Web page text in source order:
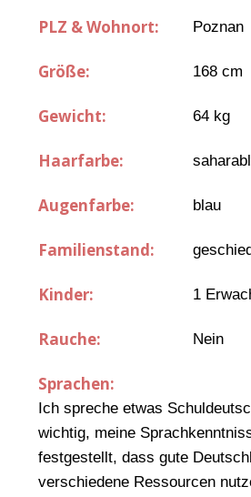
PLZ & Wohnort: Poznan
Größe: 168 cm
Gewicht: 64 kg
Haarfarbe:
Augenfarbe: blau
Familienstand:
Kinder: 1
Rauche: Nein
Sprachen:
Ich spreche etwas
wichtig, meine
festgestellt, dass gute
verschiedene Ressourcen